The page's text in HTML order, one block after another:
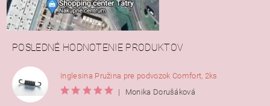
POSLEDNÉ HODNOTENIE PRODUKTOV
Inglesina Pružina pre podvozok Comfort, 2ks
|
Monika Dorušáková